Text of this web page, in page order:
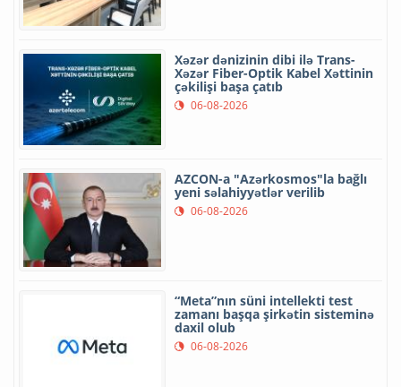
Xəzər dənizinin dibi ilə Trans-
Xəzər Fiber-Optik Kabel Xəttinin
çəkilişi başa çatıb
06-08-2026
AZCON-a "Azərkosmos"la bağlı
yeni səlahiyyətlər verilib
06-08-2026
“Meta”nın süni intellekti test
zamanı başqa şirkətin sisteminə
daxil olub
06-08-2026